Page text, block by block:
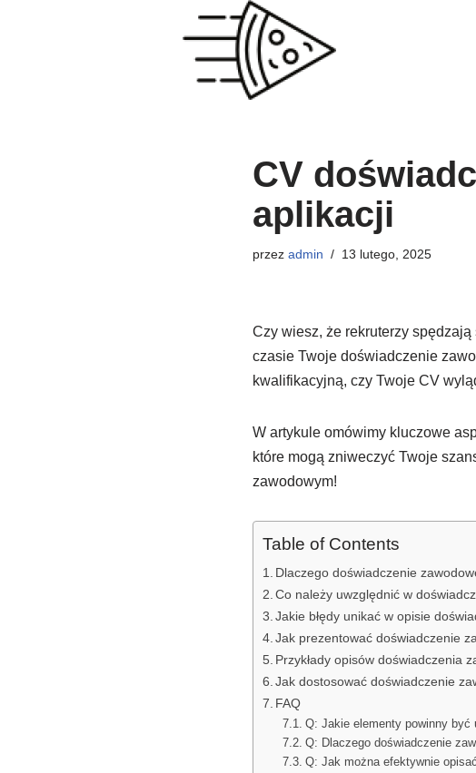
CV
aplikacji
przez admin 13 lutego, 2025
Czy wiesz, że rekruterzy
czasie Twoje doświadczenie
kwalifikacyjną, czy Twoje CV
W artykule omówimy kluczowe
które mogą zniweczyć Twoje
zawodowym!
Table of Contents
Dlaczego doświadczenie
Co należy uwzględnić w
Jakie błędy unikać w opisie
Jak prezentować doświadczenie
Przykłady opisów doświadczenia
Jak dostosować doświadczenie
FAQ
Q: Jakie elementy powinny być
Q: Dlaczego doświadczenie
Q: Jak można efektywnie